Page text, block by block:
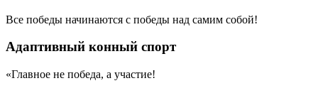
Все победы начинаются с победы над самим собой!
Адаптивный конный спорт
«Главное не победа, а участие!